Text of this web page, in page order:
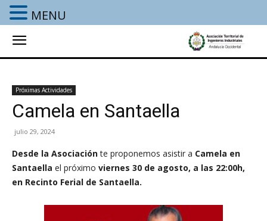
Próximas Actividades
Camela en Santaella
julio 29, 2024
Desde la Asociaciónte proponemos asistir a Camela en
Santaella el próximo viernes 30 de agosto, a las 22:00h,
en Recinto Ferial de Santaella.
MENU